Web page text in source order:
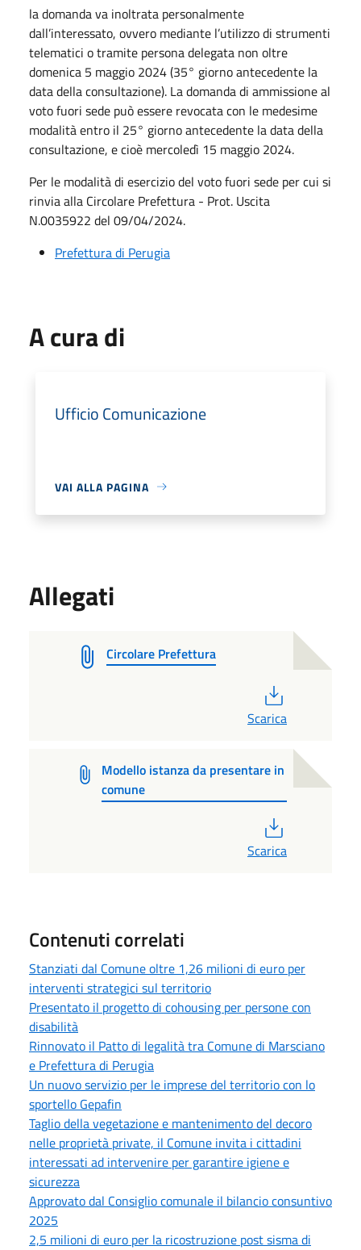
la domanda va inoltrata personalmente
dall’interessato, ovvero mediante l’utilizzo di strumenti
telematici o tramite persona delegata non oltre
domenica 5 maggio 2024 (35° giorno antecedente la
data della consultazione). La domanda di ammissione al
voto fuori sede può essere revocata con le medesime
modalità entro il 25° giorno antecedente la data della
consultazione, e cioè mercoledì 15 maggio 2024.
Per le modalità di esercizio del voto fuori sede per cui si
rinvia alla Circolare Prefettura - Prot. Uscita
N.0035922 del 09/04/2024.
Prefettura di Perugia
A cura di
Ufficio Comunicazione
VAI ALLA PAGINA
Allegati
Circolare Prefettura
Scarica
Modello istanza da presentare in
comune
Scarica
Contenuti correlati
Stanziati dal Comune oltre 1,26 milioni di euro per
interventi strategici sul territorio
Presentato il progetto di cohousing per persone con
disabilità
Rinnovato il Patto di legalità tra Comune di Marsciano
e Prefettura di Perugia
Un nuovo servizio per le imprese del territorio con lo
sportello Gepafin
Taglio della vegetazione e mantenimento del decoro
nelle proprietà private, il Comune invita i cittadini
interessati ad intervenire per garantire igiene e
sicurezza
Approvato dal Consiglio comunale il bilancio consuntivo
2025
2,5 milioni di euro per la ricostruzione post sisma di